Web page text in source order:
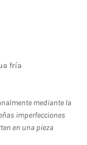
fría
mediante la
imperfecciones
en una pieza